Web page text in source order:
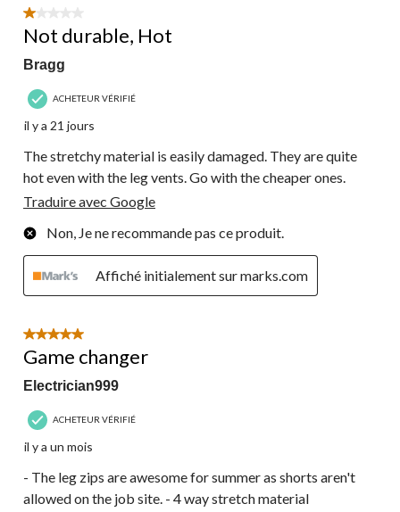
1 étoile(s) sur 5.
Not durable, Hot
Bragg
ACHETEUR VÉRIFIÉ
il y a 21 jours
The stretchy material is easily damaged. They are quite
hot even with the leg vents. Go with the cheaper ones.
Traduire avec Google
Non, Je ne recommande pas ce produit.
Affiché initialement sur marks.com
5 étoile(s) sur 5.
Game changer
Electrician999
ACHETEUR VÉRIFIÉ
il y a un mois
- The leg zips are awesome for summer as shorts aren't
allowed on the job site. - 4 way stretch material